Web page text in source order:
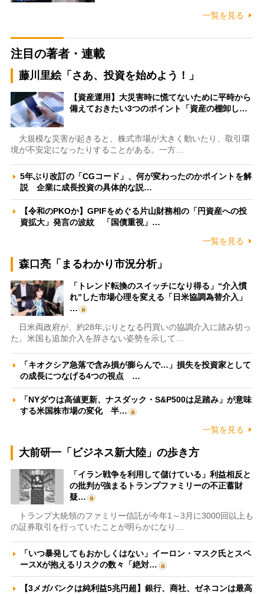
一覧を見る
注目の著者・連載
藤川里絵「さあ、投資を始めよう！」
【資産運用】大災害時に慌てないために平時から
備えておきたい3つのポイント「資産の棚卸し…
大規模な災害が起きると、株式市場が大きく動いたり、取引環
境が不安定になったりすることがある。一方…
5年ぶり改訂の「CGコード」、何が変わったのかポイントを解
説 企業に成長投資の具体的な説…
【令和のPKOか】GPIFをめぐる片山財務相の「円資産への投
資拡大」発言の波紋 「国債重視」…
一覧を見る
森口亮「まるわかり市況分析」
「トレンド転換のスイッチになり得る」“介入慣
れ”した市場心理を変える「日米協調為替介入」
…
日米両政府が、約28年ぶりとなる円買いの協調介入に踏み切っ
た。米国も追加介入を辞さない姿勢を示して…
「キオクシア急落で含み損が膨らんで…」損失を投資家として
の成長につなげる4つの視点 …
「NYダウは高値更新、ナスダック・S&P500は足踏み」が意味
する米国株市場の変化 半…
一覧を見る
大前研一「ビジネス新大陸」の歩き方
「イラン戦争を利用して儲けている」利益相反と
の批判が強まるトランプファミリーの不正蓄財
疑…
トランプ大統領のファミリー信託が今年1～3月に3000回以上も
の証券取引を行っていたことが明らかになり…
「いつ暴発してもおかしくはない」イーロン・マスク氏とスペ
ースXが抱えるリスクの数々「絶対…
【3メガバンクは純利益5兆円超】銀行、商社、ゼネコンは最高